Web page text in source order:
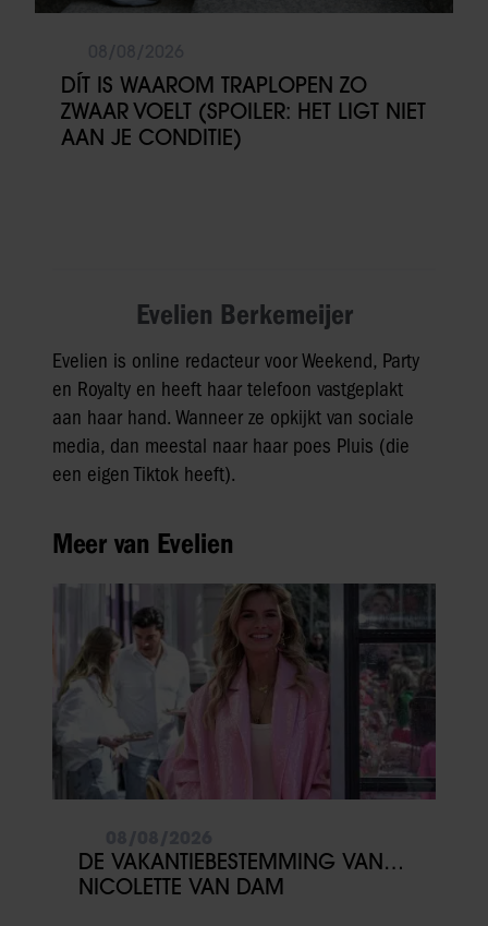
DÍT IS WAAROM TRAPLOPEN ZO
ZWAAR VOELT (SPOILER: HET LIGT NIET
AAN JE CONDITIE)
Evelien Berkemeijer
Evelien is online redacteur voor Weekend, Party
en Royalty en heeft haar telefoon vastgeplakt
aan haar hand. Wanneer ze opkijkt van sociale
media, dan meestal naar haar poes Pluis (die
een eigen Tiktok heeft).
Meer van Evelien
DE VAKANTIEBESTEMMING VAN…
NICOLETTE VAN DAM